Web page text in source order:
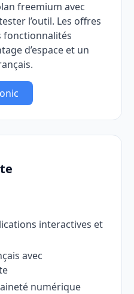
freemium avec
l’outil. Les offres
fonctionnalités
d’espace et un
interactives et
avec
numérique